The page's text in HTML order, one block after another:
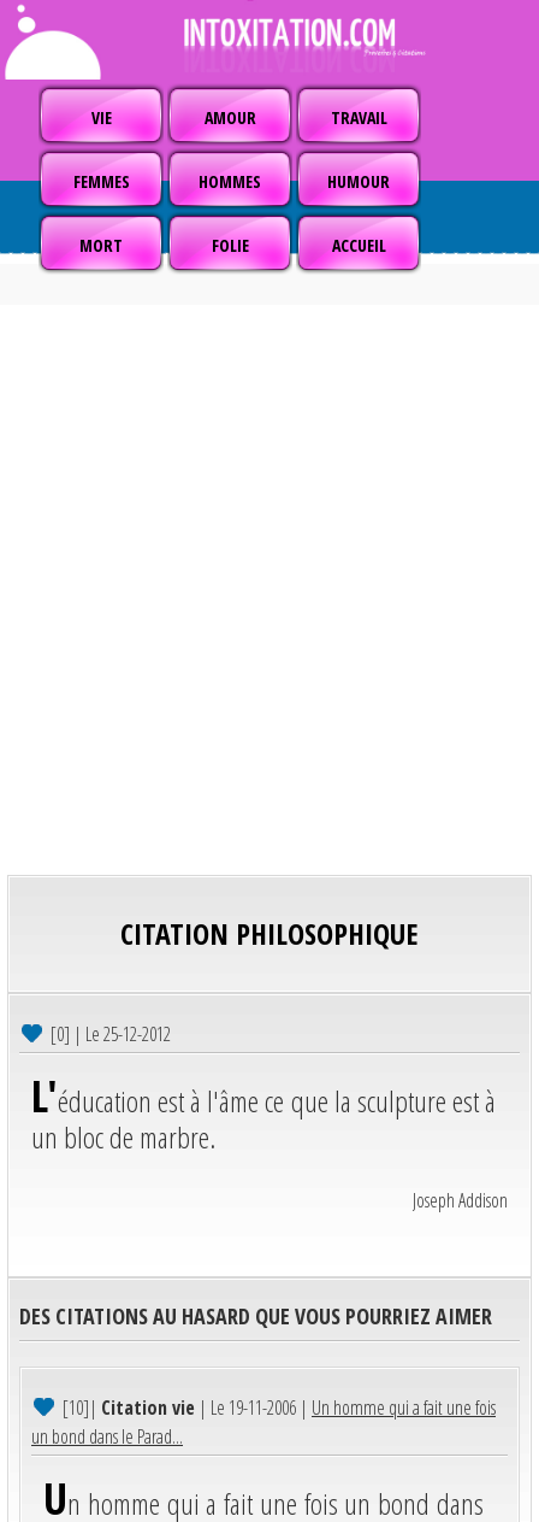
VIE AMOUR TRAVAIL
FEMMES HOMMES HUMOUR
MORT FOLIE ACCUEIL
CITATION PHILOSOPHIQUE
[0] | Le 25-12-2012
L'éducation est à l'âme ce que la sculpture est à
un bloc de marbre.
Joseph Addison
DES CITATIONS AU HASARD QUE VOUS POURRIEZ AIMER
[10]| Citation vie | Le 19-11-2006 | Un homme qui a fait une fois
un bond dans le Parad...
Un homme qui a fait une fois un bond dans